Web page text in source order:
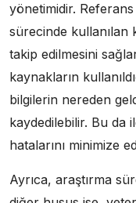
yönetimidir.
sürecinde kullanılan
takip edilmesini
kaynakların
bilgilerin nereden
kaydedilebilir. Bu da
hatalarını minimize
Ayrıca, araştırma